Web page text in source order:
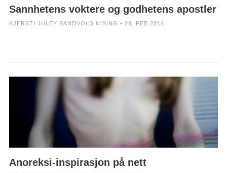
Sannhetens voktere og godhetens apostler
KJERSTI JULEY SANDVOLD NISING • 24. FEB 2014
Anoreksi-inspirasjon på nett